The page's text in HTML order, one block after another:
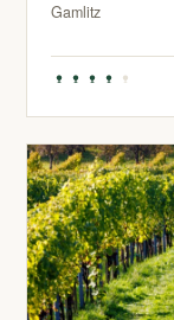
Gamlitz